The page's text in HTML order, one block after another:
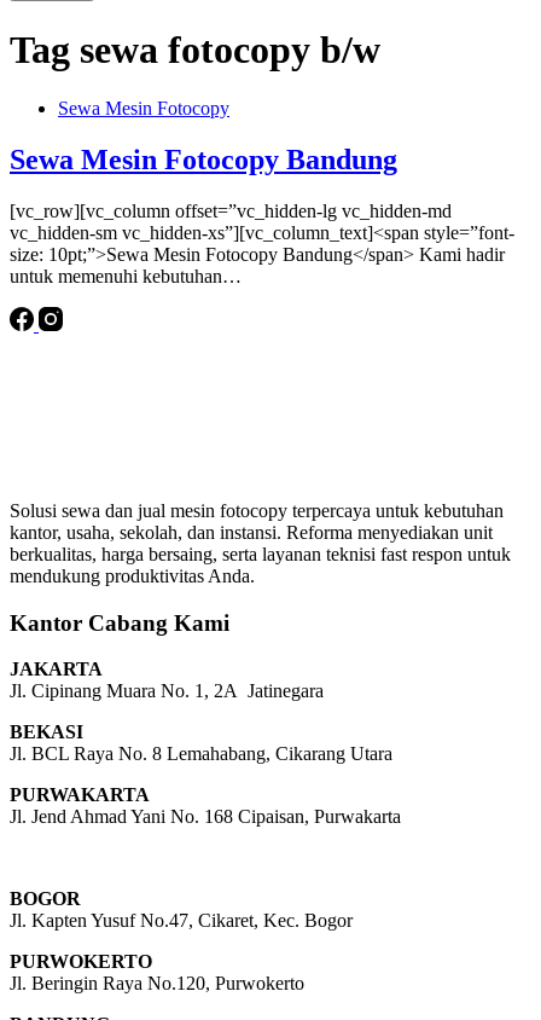
Tag sewa fotocopy b/w
Sewa Mesin Fotocopy
Sewa Mesin Fotocopy Bandung
[vc_row][vc_column offset=”vc_hidden-lg vc_hidden-md
vc_hidden-sm vc_hidden-xs”][vc_column_text]<span style=”font-
size: 10pt;”>Sewa Mesin Fotocopy Bandung</span> Kami hadir
untuk memenuhi kebutuhan…
Solusi sewa dan jual mesin fotocopy terpercaya untuk kebutuhan
kantor, usaha, sekolah, dan instansi. Reforma menyediakan unit
berkualitas, harga bersaing, serta layanan teknisi fast respon untuk
mendukung produktivitas Anda.
Kantor Cabang Kami
JAKARTA
Jl. Cipinang Muara No. 1, 2A Jatinegara
BEKASI
Jl. BCL Raya No. 8 Lemahabang, Cikarang Utara
PURWAKARTA
Jl. Jend Ahmad Yani No. 168 Cipaisan, Purwakarta
BOGOR
Jl. Kapten Yusuf No.47, Cikaret, Kec. Bogor
PURWOKERTO
Jl. Beringin Raya No.120, Purwokerto